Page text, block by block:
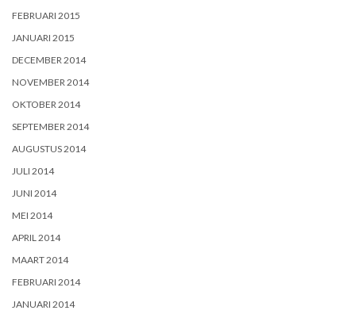
FEBRUARI 2015
JANUARI 2015
DECEMBER 2014
NOVEMBER 2014
OKTOBER 2014
SEPTEMBER 2014
AUGUSTUS 2014
JULI 2014
JUNI 2014
MEI 2014
APRIL 2014
MAART 2014
FEBRUARI 2014
JANUARI 2014